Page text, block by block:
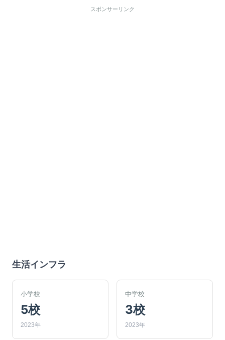
スポンサーリンク
生活インフラ
小学校
5校
2023年
中学校
3校
2023年